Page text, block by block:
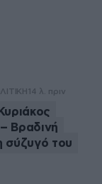
14 λ. πριν
Βραδινή
σύζυγό του